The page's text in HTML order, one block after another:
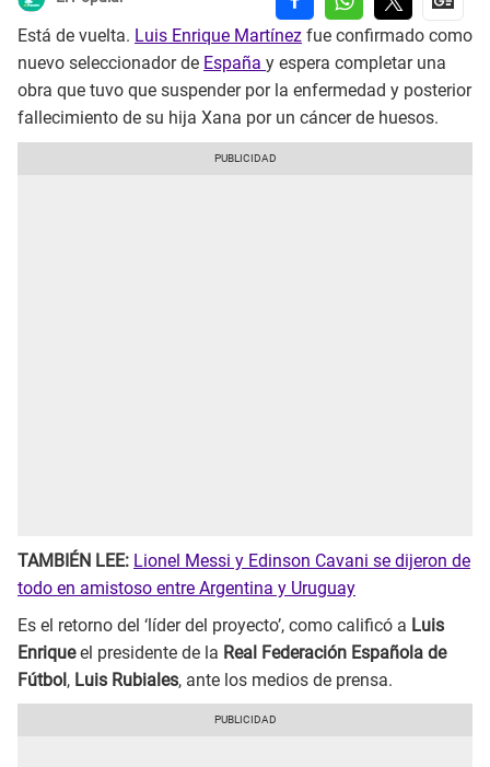
Está de vuelta. Luis Enrique Martínez fue confirmado como
nuevo seleccionador de España y espera completar una
obra que tuvo que suspender por la enfermedad y posterior
fallecimiento de su hija Xana por un cáncer de huesos.
TAMBIÉN LEE: Lionel Messi y Edinson Cavani se dijeron de
todo en amistoso entre Argentina y Uruguay
Es el retorno del ‘líder del proyecto’, como calificó a Luis
Enriqueel presidente de la Real Federación Española de
Fútbol, Luis Rubiales, ante los medios de prensa.